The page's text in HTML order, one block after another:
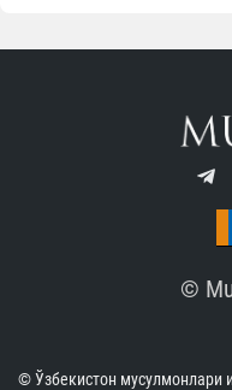
©
© Ўзбекистон мусулмонлари